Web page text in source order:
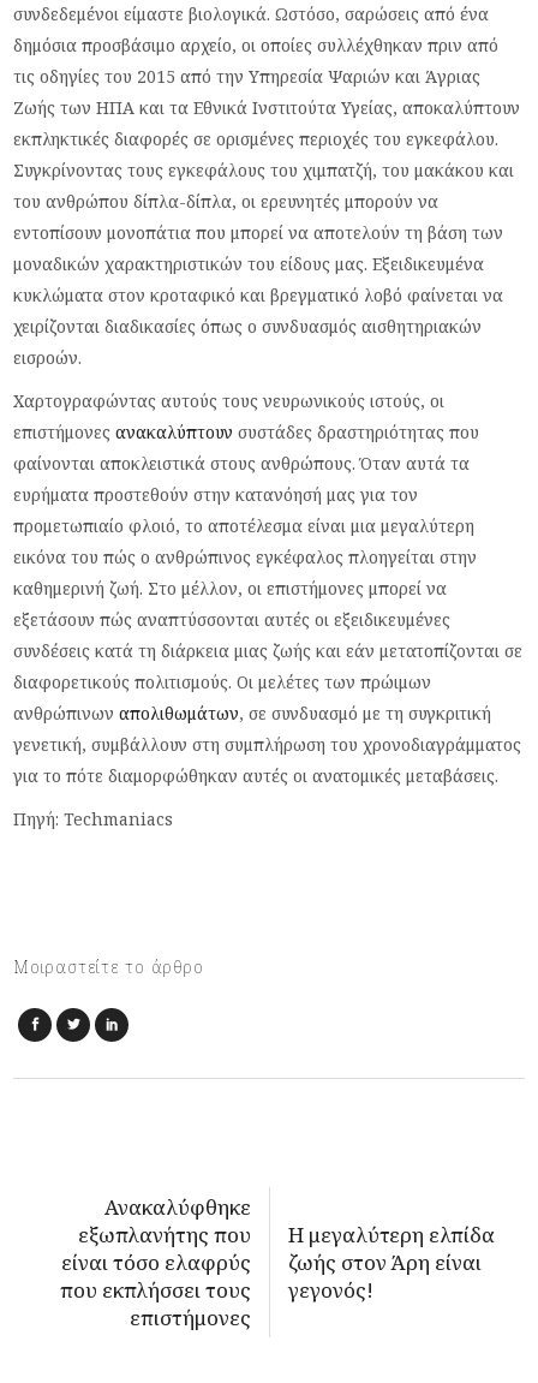
συνδεδεμένοι είμαστε βιολογικά. Ωστόσο, σαρώσεις από ένα
δημόσια προσβάσιμο αρχείο, οι οποίες συλλέχθηκαν πριν από
τις οδηγίες του 2015 από την Υπηρεσία Ψαριών και Άγριας
Ζωής των ΗΠΑ και τα Εθνικά Ινστιτούτα Υγείας, αποκαλύπτουν
εκπληκτικές διαφορές σε ορισμένες περιοχές του εγκεφάλου.
Συγκρίνοντας τους εγκεφάλους του χιμπατζή, του μακάκου και
του ανθρώπου δίπλα-δίπλα, οι ερευνητές μπορούν να
εντοπίσουν μονοπάτια που μπορεί να αποτελούν τη βάση των
μοναδικών χαρακτηριστικών του είδους μας. Εξειδικευμένα
κυκλώματα στον κροταφικό και βρεγματικό λοβό φαίνεται να
χειρίζονται διαδικασίες όπως ο συνδυασμός αισθητηριακών
εισροών.
Χαρτογραφώντας αυτούς τους νευρωνικούς ιστούς, οι
επιστήμονεςανακαλύπτουνσυστάδες δραστηριότητας που
φαίνονται αποκλειστικά στους ανθρώπους. Όταν αυτά τα
ευρήματα προστεθούν στην κατανόησή μας για τον
προμετωπιαίο φλοιό, το αποτέλεσμα είναι μια μεγαλύτερη
εικόνα του πώς ο ανθρώπινος εγκέφαλος πλοηγείται στην
καθημερινή ζωή. Στο μέλλον, οι επιστήμονες μπορεί να
εξετάσουν πώς αναπτύσσονται αυτές οι εξειδικευμένες
συνδέσεις κατά τη διάρκεια μιας ζωής και εάν μετατοπίζονται σε
διαφορετικούς πολιτισμούς. Οι μελέτες των πρώιμων
ανθρώπινωναπολιθωμάτων, σε συνδυασμό με τη συγκριτική
γενετική, συμβάλλουν στη συμπλήρωση του χρονοδιαγράμματος
για το πότε διαμορφώθηκαν αυτές οι ανατομικές μεταβάσεις.
Πηγή: Techmaniacs
Μοιραστείτε το άρθρο
Ανακαλύφθηκε
εξωπλανήτης που
είναι τόσο ελαφρύς
που εκπλήσσει τους
επιστήμονες
Η μεγαλύτερη ελπίδα
ζωής στον Άρη είναι
γεγονός!